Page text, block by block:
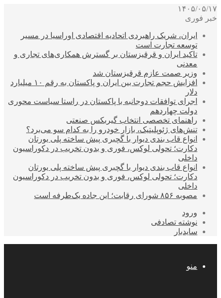
۱۴۰۵/۰۵/۱۷
خبر فوری
ایران، شریک راهبردی اتحادیه اقتصادی اوراسیا در مسیر
توسعه تجارت است
تاکید ایران و قرقیزستان بر گسترش همکاری‌های تجاری و
معدنی
وزیر صمت عازم قرقیزستان شد
افزایش حجم تجارت بین ایران و پاکستان به رقم ۱۰ میلیارد
دلار
اجرای توافقات دوجانبه با پاکستان در راستا سیاست محوری
دولت چهاردهم
راهنمای تخصصی انتخاب گیربکس صنعتی
تنش‌های ژئوپلیتیک، بازار خودرو را به کدام سو می‌برد؟
انواع قاب بندی دیوار با گچبری پیش ساخته پلی یورتان
دکارت؛ تحولی لوکس، فوری و بدون تخریب در دکوراسیون
داخلی
انواع قاب بندی دیوار با گچبری پیش ساخته پلی یورتان
دکارت؛ تحولی لوکس، فوری و بدون تخریب در دکوراسیون
داخلی
مصوبه ۸۵۶ شورای رقابت؛ این جاده یک‌طرفه است
ورود
نوشته تصادفی
سایدبار
منو